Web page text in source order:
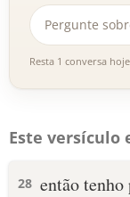
Resta 1 conversa hoje
Este versículo
28 então tenho